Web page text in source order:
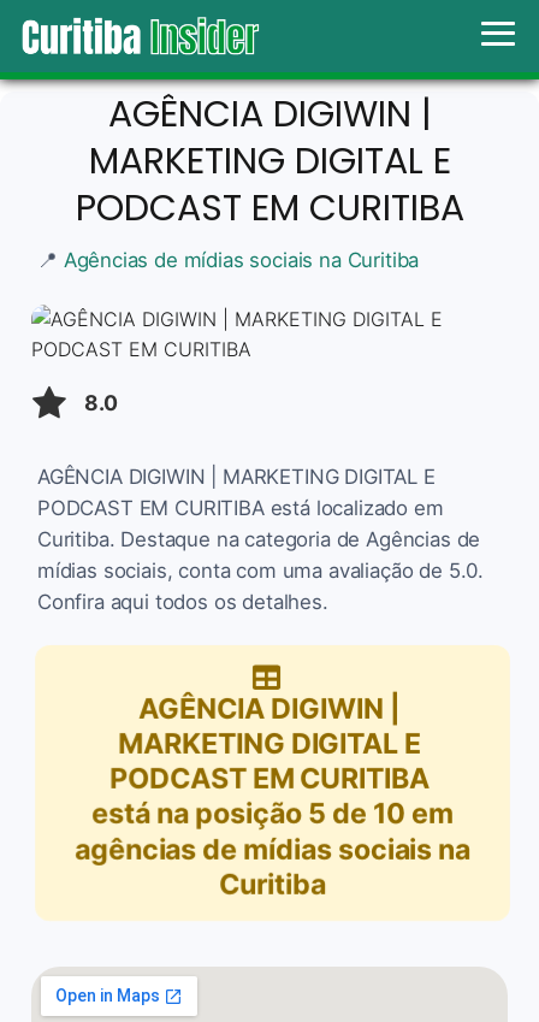
AGÊNCIA DIGIWIN |
MARKETING DIGITAL E
PODCAST EM CURITIBA
📍 Agências de mídias sociais na Curitiba
8.0
AGÊNCIA DIGIWIN | MARKETING DIGITAL E
PODCAST EM CURITIBA está localizado em
Curitiba. Destaque na categoria de Agências de
mídias sociais, conta com uma avaliação de 5.0.
Confira aqui todos os detalhes.
AGÊNCIA DIGIWIN |
MARKETING DIGITAL E
PODCAST EM CURITIBA
está na posição 5 de 10 em
agências de mídias sociais na
Curitiba